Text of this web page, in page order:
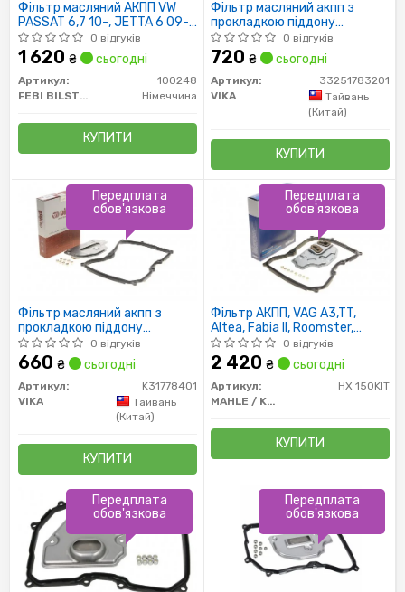
Фільтр масляний АКПП VW
PASSAT 6,7 10-, JETTA 6 09-
з прокладкою (пр-во FEBI)
0 відгуків
1 620 ₴ сьогодні
Артикул:
100248
FEBI BILSTEIN
Німеччина
КУПИТИ
Фільтр масляний акпп з
прокладкою піддону
(33251783201) VIKA
0 відгуків
720 ₴ сьогодні
Артикул:
33251783201
VIKA
Тайвань
(Китай)
КУПИТИ
Фільтр масляний акпп з
прокладкою піддону
(K31778401) VIKA
0 відгуків
660 ₴ сьогодні
Артикул:
K31778401
VIKA
Тайвань
(Китай)
КУПИТИ
Передплата
обов'язкова
Фільтр АКПП, VAG A3,TT,
Altea, Fabia II, Roomster,
GolfV, Touran, Polo, 98-15
0 відгуків
2 420 ₴ сьогодні
Артикул:
HX 150KIT
MAHLE / KNECHT
КУПИТИ
Передплата
обов'язкова
Передплата
обов'язкова
Передплата
обов'язкова